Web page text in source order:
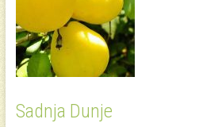
Sadnja Dunje